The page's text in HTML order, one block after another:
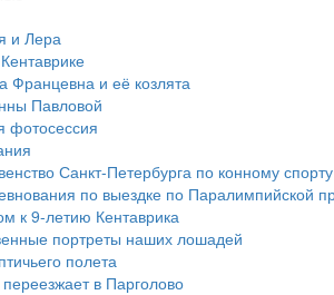
и Лера
Францевна и её козлята
Павловой
фотосессия
Санкт-Петербурга по конному
по выездке по Паралимпийской
к 9-летию Кентаврика
портреты наших лошадей
полета
переезжает в Парголово